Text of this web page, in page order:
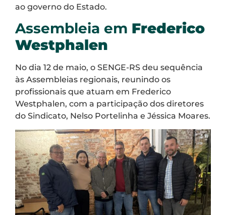
ao governo do Estado.
Assembleia em Frederico
Westphalen
No dia 12 de maio, o SENGE-RS deu sequência
às Assembleias regionais, reunindo os
profissionais que atuam em Frederico
Westphalen, com a participação dos diretores
do Sindicato, Nelso Portelinha e Jéssica Moares.